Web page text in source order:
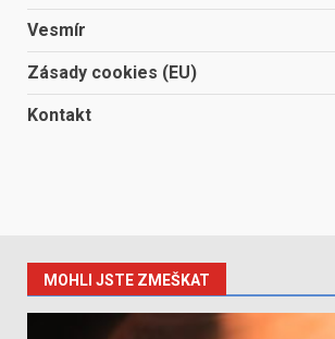
Vesmír
Zásady cookies (EU)
Kontakt
MOHLI JSTE ZMEŠKAT